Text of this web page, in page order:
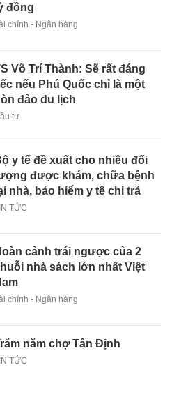
đồng
chính - Ngân hàng
Võ Trí Thành: Sẽ rất đáng
nếu Phú Quốc chỉ là một
đảo du lịch
tư
y tế đề xuất cho nhiều đối
được khám, chữa bệnh
nhà, bảo hiểm y tế chi trả
TỨC
cảnh trái ngược của 2
nhà sách lớn nhất Việt
chính - Ngân hàng
năm chợ Tân Định
TỨC